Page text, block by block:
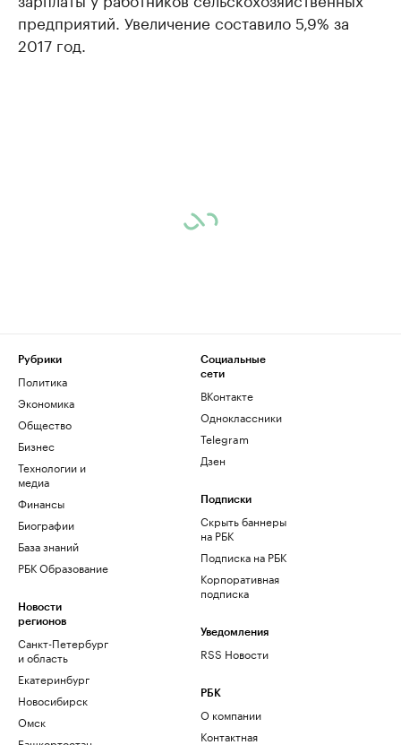
предприятий. Увеличение составило 5,9% за
2017 год.
Рубрики
Политика
Экономика
Общество
Бизнес
Технологии и
медиа
Финансы
Биографии
База знаний
РБК Образование
Новости
регионов
Санкт-Петербург
и область
Екатеринбург
Новосибирск
Омск
Социальные
сети
ВКонтакте
Одноклассники
Telegram
Дзен
Подписки
Скрыть баннеры
на РБК
Подписка на РБК
Корпоративная
подписка
Уведомления
RSS Новости
РБК
О компании
Контактная